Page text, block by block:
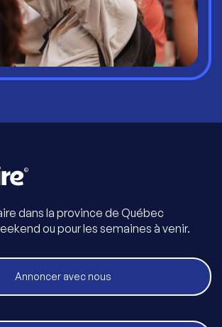
dans la province de Québec
ou pour les semaines à venir.
Annoncer avec nous